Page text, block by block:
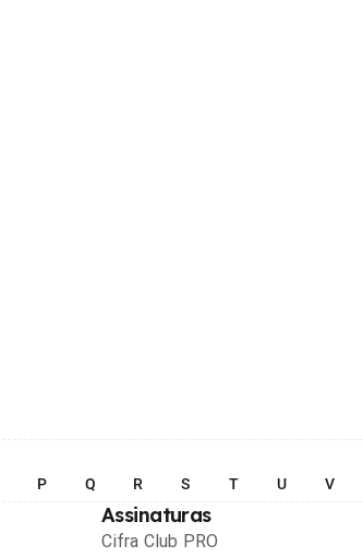
P Q R S T U V
Assinaturas
Cifra Club PRO